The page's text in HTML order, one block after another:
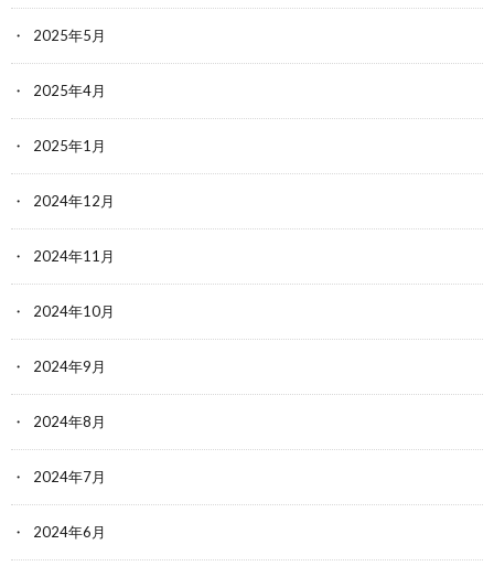
2025年5月
2025年4月
2025年1月
2024年12月
2024年11月
2024年10月
2024年9月
2024年8月
2024年7月
2024年6月